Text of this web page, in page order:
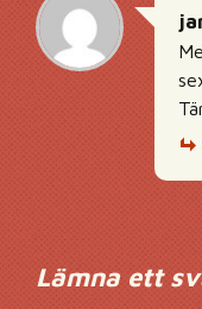
Lämna ett